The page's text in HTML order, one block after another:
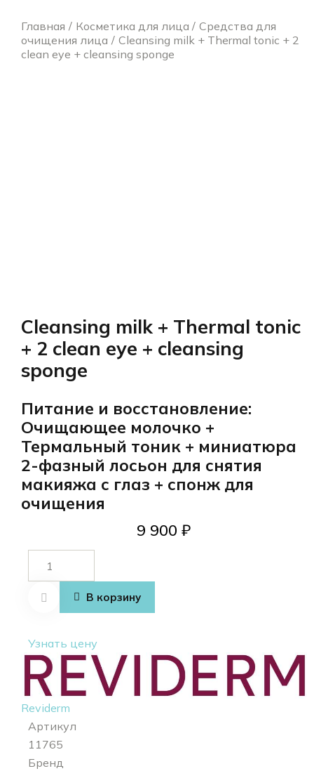
Главная Косметика для лица
Средства для
очищения лица
Cleansing milk + Thermal tonic + 2
clean eye + cleansing sponge
Cleansing milk + Thermal tonic
+ 2 clean eye + cleansing
sponge
Питание и восстановление:
Очищающее молочко +
Термальный тоник + миниатюра
2-фазный лосьон для снятия
макияжа с глаз + спонж для
очищения
9 900 ₽
Количество
товара
Cleansing
tonic + 2
clean eye +
cleansing
sponge
В корзину
Узнать цену
Reviderm
Артикул
11765
Бренд